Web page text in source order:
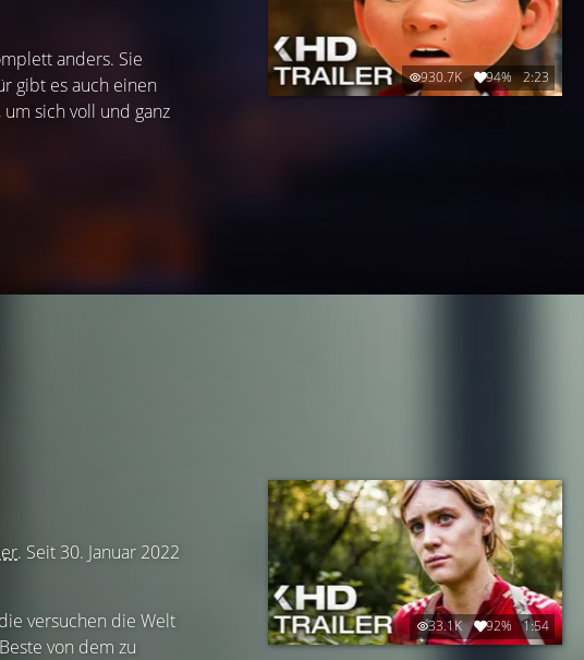
anders. Sie
gibt es auch einen
sich voll und ganz
930.7K 94% 2:23
. Seit 30. Januar 2022
versuchen die Welt
von dem zu
33.1K 92% 1:54